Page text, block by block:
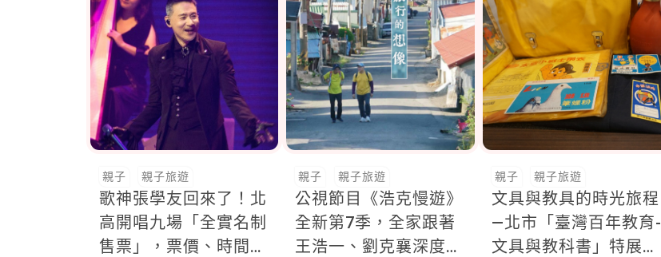
親子 親子旅遊
歌神張學友回來了！北
高開唱九場「全實名制
售票」，票價、時間一
親子 親子旅遊
公視節目《浩克慢遊》
全新第7季，全家跟著
王浩一、劉克襄深度漫
親子 親子旅遊
文具與教具的時光旅程
—北市「臺灣百年教育-
文具與教科書」特展，